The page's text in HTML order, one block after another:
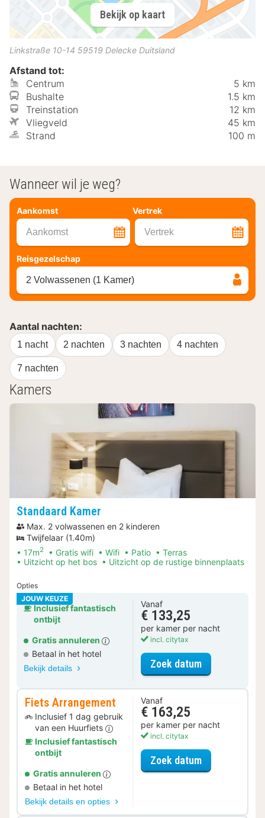
Bekijk op kaart
Linkstraße 10-14 59519 Delecke Duitsland
Afstand tot:
Centrum
5 km
Bushalte
1.5 km
Treinstation
12 km
Vliegveld
45 km
Strand
100 m
Wanneer wil je weg?
Aankomst Vertrek
Aankomst Vertrek
Reisgezelschap
2 Volwassenen (1 Kamer)
Aantal nachten:
1 nacht 2 nachten 3 nachten 4 nachten
7 nachten
Kamers
Standaard Kamer
Max. 2 volwassenen en 2 kinderen
Twijfelaar (1.40m)
17m2 Gratis wifi Wifi Patio
Terras
Uitzicht op het bos
Uitzicht op de rustige binnenplaats
Opties
JOUW KEUZE
Inclusief fantastisch
ontbijt
Gratis annuleren
Betaal in het hotel
Bekijk details
Vanaf
€ 133,25
per kamer per nacht
incl. citytax
Zoek datumvoor
Fiets Arrangement
Inclusief 1 dag gebruik
van een Huurfiets
Inclusief fantastisch
ontbijt
Gratis annuleren
Betaal in het hotel
Bekijk details en opties
Vanaf
€ 163,25
per kamer per nacht
incl. citytax
Zoek datumvoor Fiets